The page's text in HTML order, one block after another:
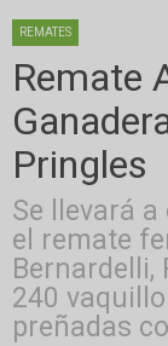
REMATES
Remate
Pringles
Se llevará
el remate
Bernardelli,
240
preñadas